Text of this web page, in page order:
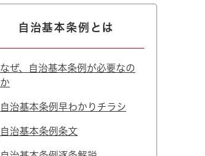
自治基本条例とは
なぜ、自治基本条例が必要なの
か
自治基本条例早わかりチラシ
自治基本条例条文